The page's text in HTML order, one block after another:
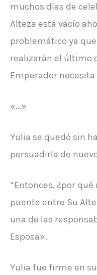
muchos días de
Alteza está vacío
problemático ya
realizarán el último
Emperador
«…»
Yulia se quedó sin
persuadirla de
“Entonces, ¿por
puente entre Su
una de las
Esposa».
Yulia fue firme en